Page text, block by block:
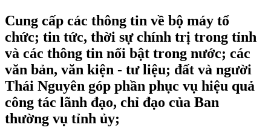
Cung cấp các thông tin về bộ máy tổ
chức; tin tức, thời sự chính trị trong tỉnh
và các thông tin nổi bật trong nước; các
văn bản, văn kiện - tư liệu; đất và người
Thái Nguyên góp phần phục vụ hiệu quả
công tác lãnh đạo, chỉ đạo của Ban
thường vụ tỉnh ủy;